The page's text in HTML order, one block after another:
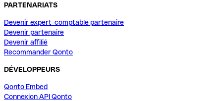
PARTENARIATS
Devenir expert-comptable partenaire
Devenir partenaire
Devenir affilié
Recommander Qonto
DÉVELOPPEURS
Qonto Embed
Connexion API Qonto